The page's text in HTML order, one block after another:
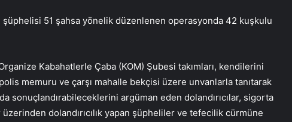
şüphelisi 51 şahsa yönelik düzenlenen operasyonda 42 kuşkulu
Kabahatlerle Çaba (KOM) Şubesi takımları, kendilerini
memuru ve çarşı mahalle bekçisi üzere unvanlarla tanıtarak
sonuçlandırabileceklerini argüman eden dolandırıcılar, sigorta
dolandırıcılık yapan şüpheliler ve tefecilik cürmüne